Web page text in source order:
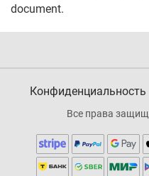
document.
Конфиденциальность
Все права